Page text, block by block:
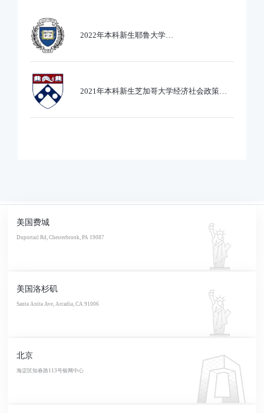
2022年本科新生耶鲁大学
2021年本科新生芝加哥大学经济社会政策专
美国费城
Duportail Rd, Chesterbrook, PA 19087
美国洛杉矶
Santa Anita Ave, Arcadia, CA 91006
北京
海淀区知春路113号银网中心